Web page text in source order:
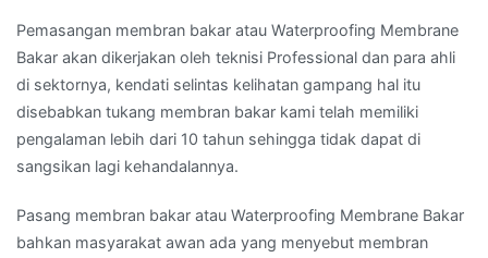
Pemasangan membran bakar atau Waterproofing Membrane
Bakar akan dikerjakan oleh teknisi Professional dan para ahli
di sektornya, kendati selintas kelihatan gampang hal itu
disebabkan tukang membran bakar kami telah memiliki
pengalaman lebih dari 10 tahun sehingga tidak dapat di
sangsikan lagi kehandalannya.
Pasang membran bakar atau Waterproofing Membrane Bakar
bahkan masyarakat awan ada yang menyebut membran